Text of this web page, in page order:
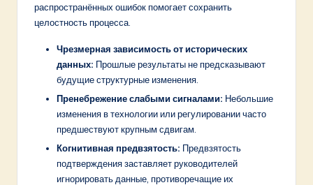
распространённых ошибок помогает сохранить
целостность процесса.
Чрезмерная зависимость от исторических
данных: Прошлые результаты не предсказывают
будущие структурные изменения.
Пренебрежение слабыми сигналами: Небольшие
изменения в технологии или регулировании часто
предшествуют крупным сдвигам.
Когнитивная предвзятость: Предвзятость
подтверждения заставляет руководителей
игнорировать данные, противоречащие их